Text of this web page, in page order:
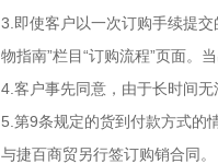
3.即使客户以一次订购手续提
物指南”栏目“订购流程”页面。
4.客户事先同意，由于长时间
5.第9条规定的货到付款方式的
与捷百商贸另行签订购销合同。